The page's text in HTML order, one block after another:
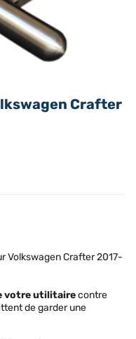
Crafter
Volkswagen Crafter 2017-
votre utilitairecontre
de garder une